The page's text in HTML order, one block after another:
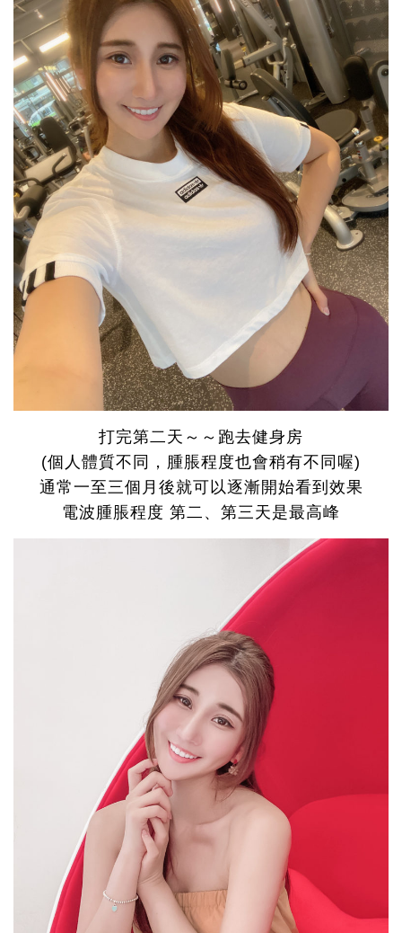
打完第二天～～跑去健身房
(個人體質不同，腫脹程度也會稍有不同喔)
通常一至三個月後就可以逐漸開始看到效果
電波腫脹程度 第二、第三天是最高峰